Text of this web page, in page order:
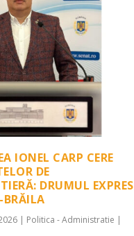
IONEL CARP CERE
DE
DRUMUL EXPRES
| Politica - Administratie |